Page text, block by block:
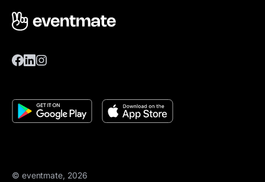
© eventmate, 2026